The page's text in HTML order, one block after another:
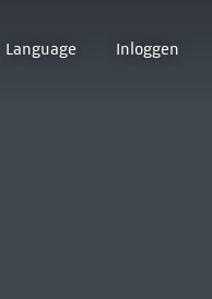
Language Inloggen